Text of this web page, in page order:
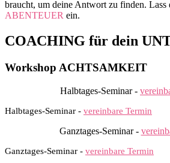
braucht, um deine Antwort zu finden. Lass
ABENTEUER ein.
COACHING für dein
Workshop ACHTSAMKEIT
Halbtages-Seminar -
Halbtages-Seminar - vereinbare Termin
Ganztages-Seminar -
Ganztages-Seminar - vereinbare Termin